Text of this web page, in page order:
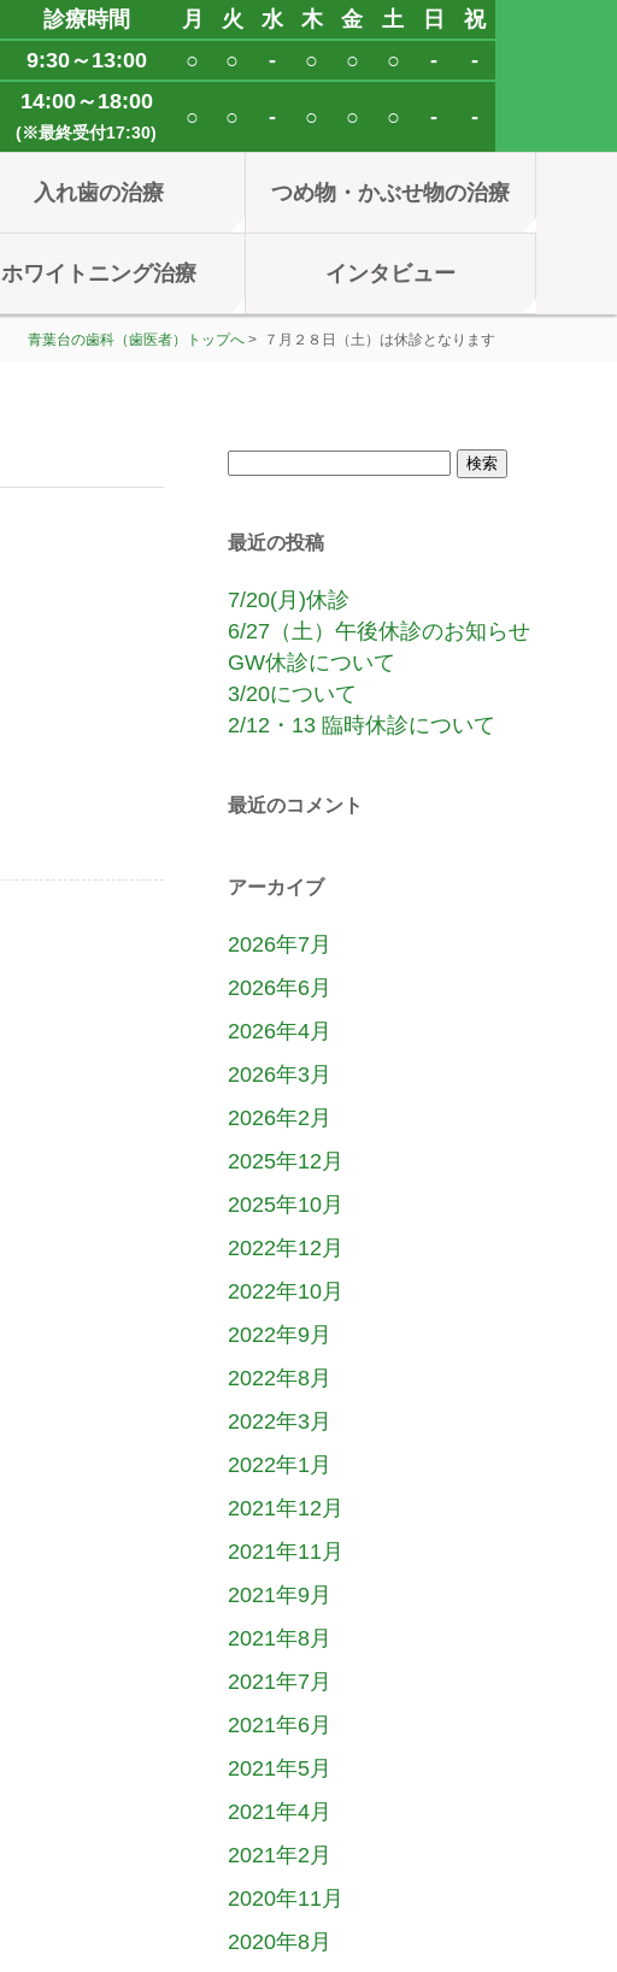
診療時間 月 火 水 木 金 土 日
祝
9:30～13:00
○ ○ - ○ ○ ○ -
-
14:00～18:00
(※最終受付17:30)
○ ○ - ○ ○ ○ - -
入れ歯の治療 つめ物・かぶせ物の治療
ホワイトニング治療 インタビュー
青葉台の歯科（歯医者）トップへ > ７月２８日（土）は休診となります
最近の投稿
7/20(月)休診
6/27（土）午後休診のお知らせ
GW休診について
3/20について
2/12・13 臨時休診について
最近のコメント
アーカイブ
2026年7月
2026年6月
2026年4月
2026年3月
2026年2月
2025年12月
2025年10月
2022年12月
2022年10月
2022年9月
2022年8月
2022年3月
2022年1月
2021年12月
2021年11月
2021年9月
2021年8月
2021年7月
2021年6月
2021年5月
2021年4月
2021年2月
2020年11月
2020年8月